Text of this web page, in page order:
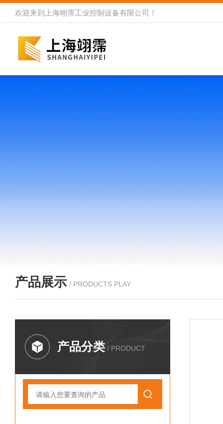
欢迎来到 上海翊霈工业控制设备有限公司 ！
产品展示 / PRODUCTS PLAY
产品分类 / PRODUCT